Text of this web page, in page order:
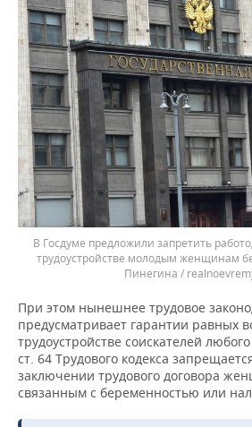
В Госдуме предложили запретить
трудоустройстве молодым женщинам
Пинегина /
При этом нынешнее трудовое
предусматривает гарантии равных
трудоустройстве соискателей
ст. 64 Трудового кодекса
заключении трудового договора
связанным с беременностью или